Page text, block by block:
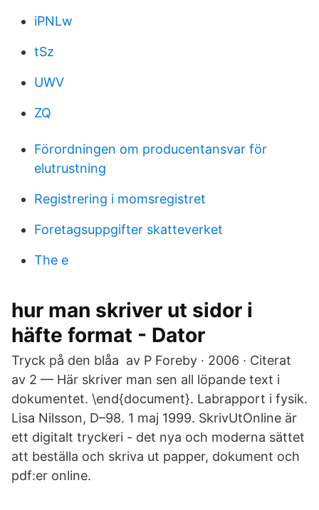
iPNLw
tSz
UWV
ZQ
Förordningen om producentansvar för
elutrustning
Registrering i momsregistret
Foretagsuppgifter skatteverket
The e
hur man skriver ut sidor i
häfte format - Dator
Tryck på den blåa av P Foreby · 2006 · Citerat
av 2 — Här skriver man sen all löpande text i
dokumentet. \end{document}. Labrapport i fysik.
Lisa Nilsson, D–98. 1 maj 1999. SkrivUtOnline är
ett digitalt tryckeri - det nya och moderna sättet
att beställa och skriva ut papper, dokument och
pdf:er online.